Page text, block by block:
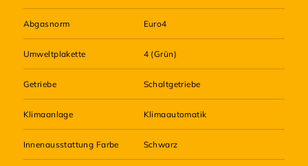
Abgasnorm Euro4
Umweltplakette 4 (Grün)
Getriebe Schaltgetriebe
Klimaanlage Klimaautomatik
Innenausstattung Farbe Schwarz